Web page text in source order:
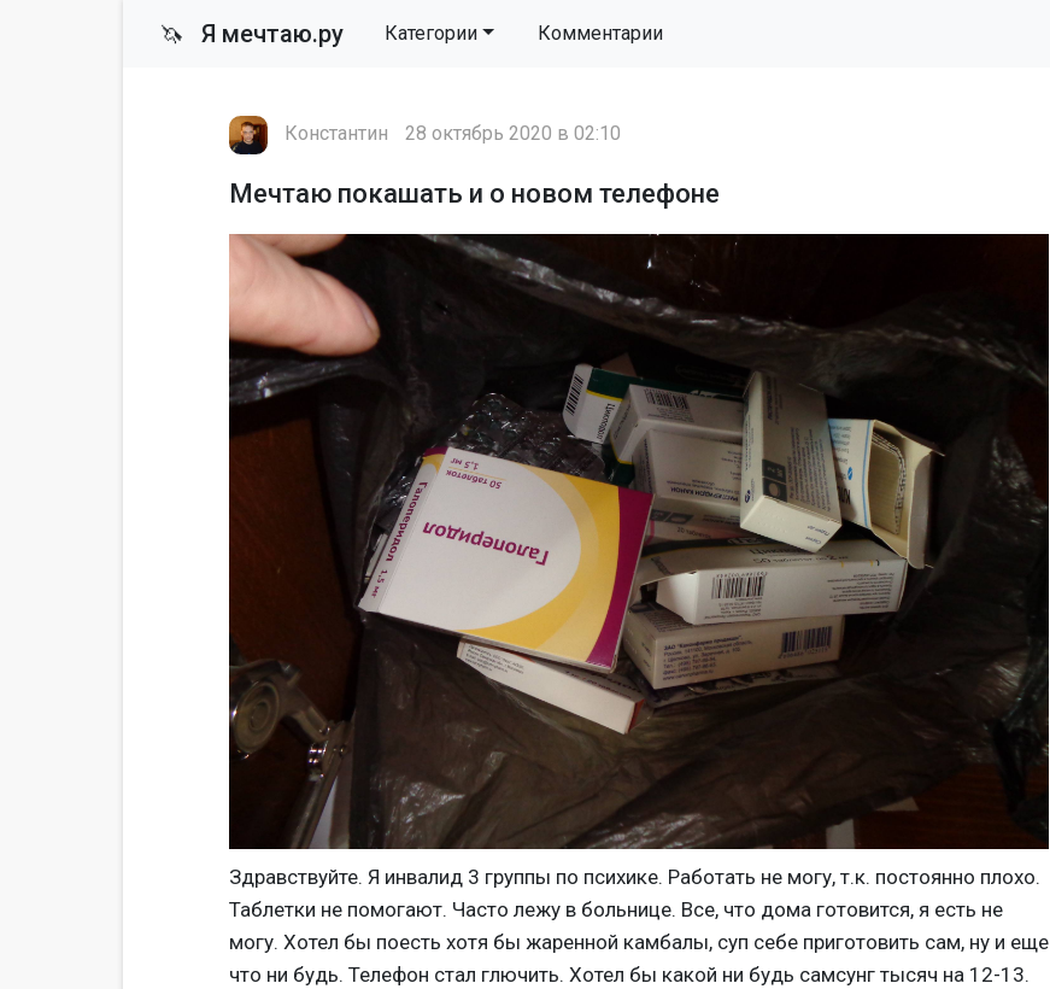
🦄 Я мечтаю.ру Категории Комментарии
Константин 28 октябрь 2020 в 02:10
Мечтаю покашать и о новом телефоне
Здравствуйте. Я инвалид 3 группы по психике. Работать не могу, т.к. постоянно плохо.
Таблетки не помогают. Часто лежу в больнице. Все, что дома готовится, я есть не
могу. Хотел бы поесть хотя бы жаренной камбалы, суп себе приготовить сам, ну и еще
что ни будь. Телефон стал глючить. Хотел бы какой ни будь самсунг тысяч на 12-13.